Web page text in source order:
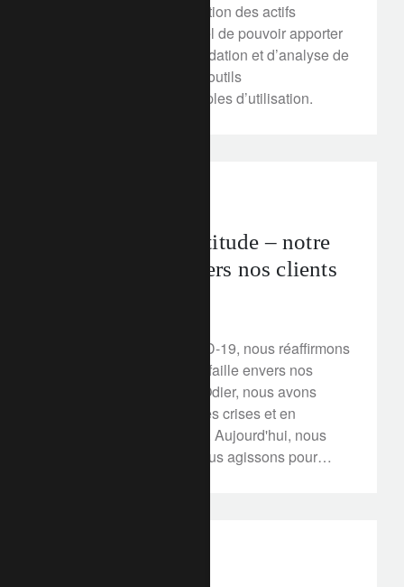
À l’heure de la digitalisation des actifs
financiers, il est essentiel de pouvoir apporter
des solutions de consolidation et d’analyse de
patrimoine, grâce à des outils
personnalisables et simples d’utilisation.
Repenser l’incertitude – notre
engagement envers nos clients
Face à la crise du COVID-19, nous réaffirmons
notre engagement sans faille envers nos
clients. Chez Lombard Odier, nous avons
survécu à de nombreuses crises et en
sommes sortis plus forts. Aujourd'hui, nous
sommes mobilisés et nous agissons pour